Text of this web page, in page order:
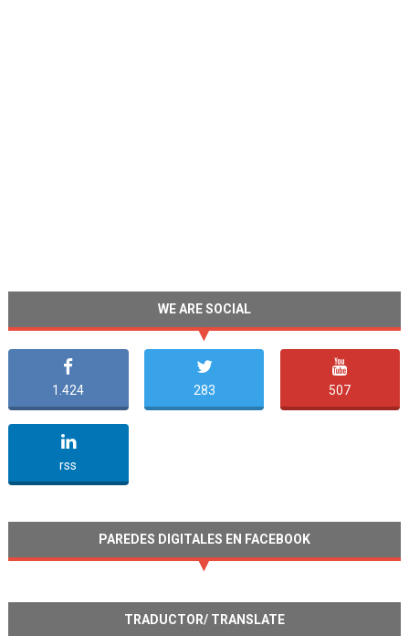
WE ARE SOCIAL
1.424 283 507
rss
PAREDES DIGITALES EN FACEBOOK
TRADUCTOR/ TRANSLATE